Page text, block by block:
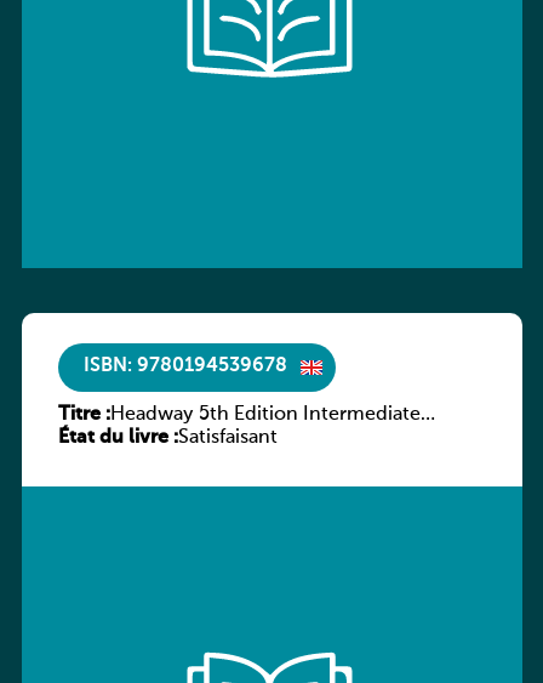
ISBN: 9780194539678
Titre :Headway 5th Edition Intermediate
Workbook without key
État du livre :Satisfaisant